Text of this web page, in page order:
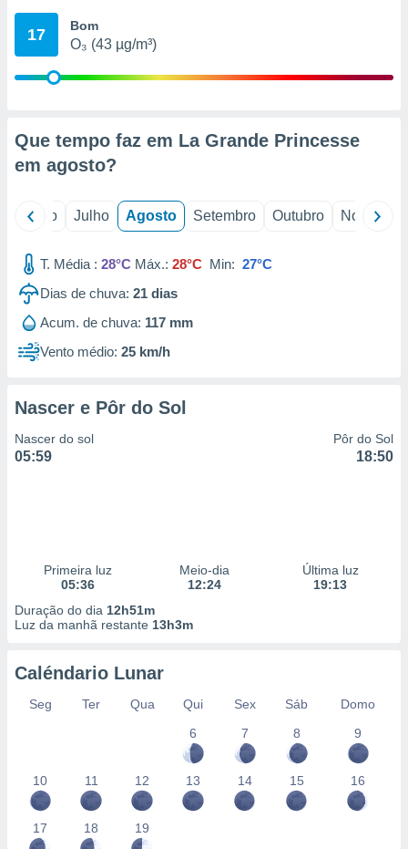
através
1199
17 Bom
O₃ (43 µg/m³)
Que tempo faz em La Grande Princesse
em agosto?
Junho Julho Agosto Setembro Outubro Novembro
T. Média : 28°C Máx.: 28°C Min: 27°C
Dias de chuva: 21 dias
Acum. de chuva: 117 mm
Vento médio: 25 km/h
Nascer e Pôr do Sol
Nascer do sol
05:59
Pôr do Sol
18:50
Primeira luz
05:36
Meio-dia
12:24
Última luz
19:13
Duração do dia 12h51m
Luz da manhã restante 13h3m
Caléndario Lunar
Seg Ter Qua Qui Sex Sáb
Domo
6
7 8 9
10 11 12 13 14 15 16
17 18 19